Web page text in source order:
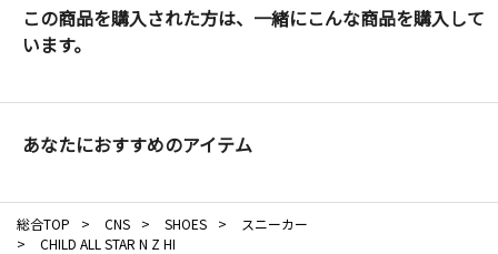
この商品を購入された方は、一緒にこんな商品を購入して
います。
あなたにおすすめのアイテム
総合TOP > CNS > SHOES >
スニーカー
>
CHILD ALL STAR N Z HI